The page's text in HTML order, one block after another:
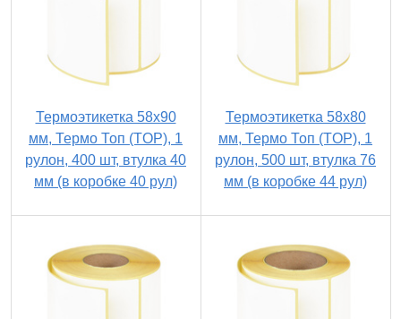
Термоэтикетка 58х90
мм, Термо Топ (TOP), 1
рулон, 400 шт, втулка 40
мм (в коробке 40 рул)
Термоэтикетка 58х80
мм, Термо Топ (TOP), 1
рулон, 500 шт, втулка 76
мм (в коробке 44 рул)